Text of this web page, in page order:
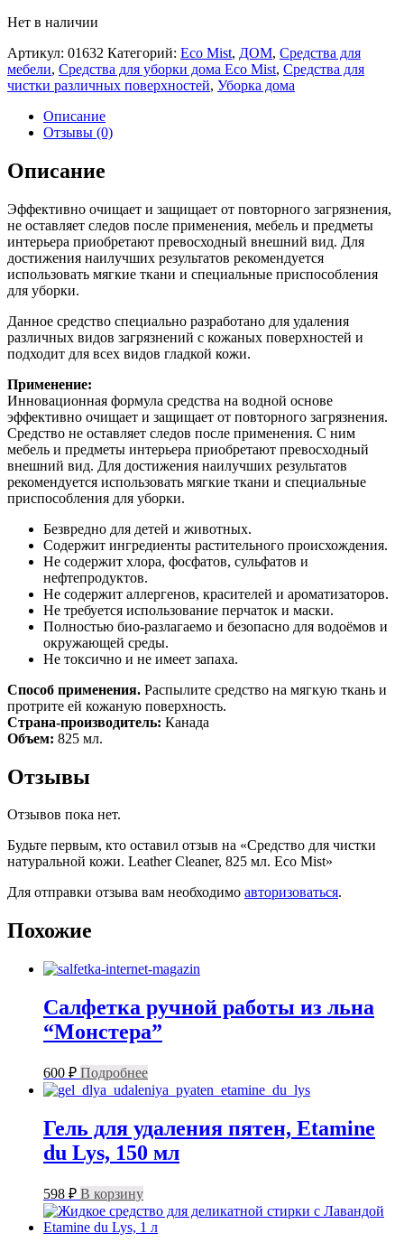
Нет в наличии
Артикул: 01632 Категорий: Eco Mist, ДОМ, Средства для
мебели, Средства для уборки дома Eco Mist, Средства для
чистки различных поверхностей, Уборка дома
Описание
Отзывы (0)
Описание
Эффективно очищает и защищает от повторного загрязнения,
не оставляет следов после применения, мебель и предметы
интерьера приобретают превосходный внешний вид. Для
достижения наилучших результатов рекомендуется
использовать мягкие ткани и специальные приспособления
для уборки.
Данное средство специально разработано для удаления
различных видов загрязнений с кожаных поверхностей и
подходит для всех видов гладкой кожи.
Применение:
Инновационная формула средства на водной основе
эффективно очищает и защищает от повторного загрязнения.
Средство не оставляет следов после применения. С ним
мебель и предметы интерьера приобретают превосходный
внешний вид. Для достижения наилучших результатов
рекомендуется использовать мягкие ткани и специальные
приспособления для уборки.
Безвредно для детей и животных.
Содержит ингредиенты растительного происхождения.
Не содержит хлора, фосфатов, сульфатов и
нефтепродуктов.
Не содержит аллергенов, красителей и ароматизаторов.
Не требуется использование перчаток и маски.
Полностью био-разлагаемо и безопасно для водоёмов и
окружающей среды.
Не токсично и не имеет запаха.
Способ применения. Распылите средство на мягкую ткань и
протрите ей кожаную поверхность.
Страна-производитель: Канада
Объем: 825 мл.
Отзывы
Отзывов пока нет.
Будьте первым, кто оставил отзыв на «Средство для чистки
натуральной кожи. Leather Cleaner, 825 мл. Eco Mist»
Для отправки отзыва вам необходимо авторизоваться.
Похожие
Салфетка ручной работы из льна
“Монстера”
600 ₽ Подробнее
Гель для удаления пятен, Etamine
du Lys, 150 мл
598 ₽ В корзину